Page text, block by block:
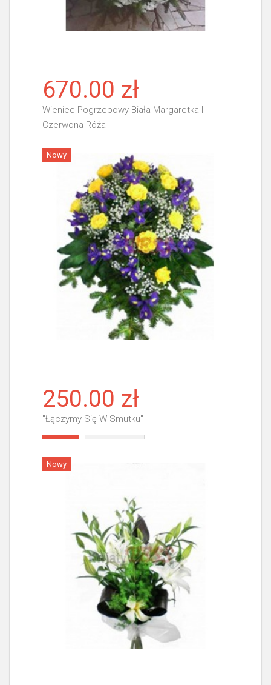
670.00 zł
Wieniec Pogrzebowy Biała Margaretka I
Czerwona Róża
Więcej
Nowy
250.00 zł
"Łączymy Się W Smutku"
Nowy